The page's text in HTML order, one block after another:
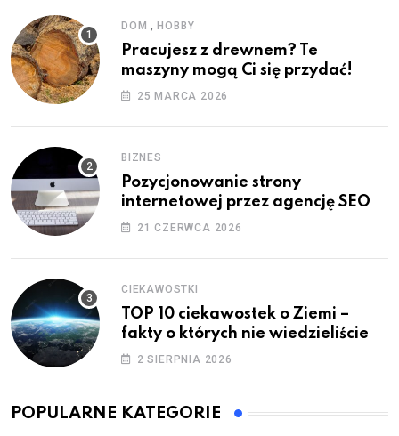
DOM ,HOBBY
Pracujesz z drewnem? Te
maszyny mogą Ci się przydać!
25 MARCA 2026
BIZNES
Pozycjonowanie strony
internetowej przez agencję SEO
21 CZERWCA 2026
CIEKAWOSTKI
TOP 10 ciekawostek o Ziemi –
fakty o których nie wiedzieliście
2 SIERPNIA 2026
POPULARNE KATEGORIE